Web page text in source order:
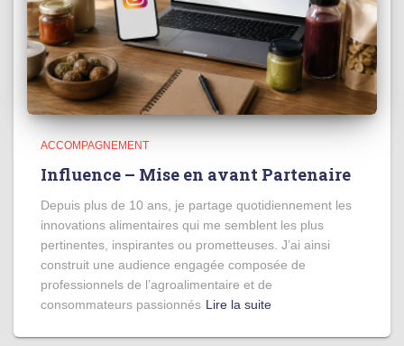
ACCOMPAGNEMENT
Influence – Mise en avant Partenaire
Depuis plus de 10 ans, je partage quotidiennement les
innovations alimentaires qui me semblent les plus
pertinentes, inspirantes ou prometteuses. J’ai ainsi
construit une audience engagée composée de
professionnels de l’agroalimentaire et de
consommateurs passionnés Lire la suite